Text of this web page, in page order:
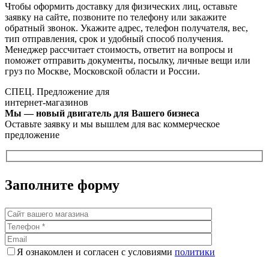
Чтобы оформить доставку для физических лиц, оставьте
заявку на сайте, позвоните по телефону или закажите
обратный звонок. Укажите адрес, телефон получателя, вес,
тип отправления, срок и удобный способ получения.
Менеджер рассчитает стоимость, ответит на вопросы и
поможет отправить документы, посылку, личные вещи или
груз по Москве, Московской области и России.
СПЕЦ. Предложение для
интернет-магазинов
Мы — новый двигатель для Вашего бизнеса
Оставьте заявку и мы вышлем для вас коммерческое
предложение
Заполните форму
Я ознакомлен и согласен с условиями политики